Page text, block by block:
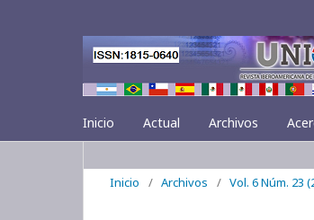
Inicio Actual Archivos
Inicio / Archivos / Vol. 6 Núm. 23